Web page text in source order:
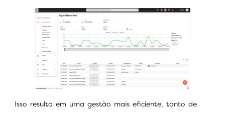
Isso resulta em uma gestão mais eficiente, tanto de